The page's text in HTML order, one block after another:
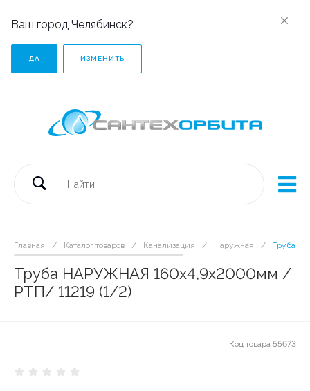
Ваш город Челябинск?
ДА ИЗМЕНИТЬ
Главная / Каталог товаров / Канализация / Наружная / Труба
Труба НАРУЖНАЯ 160х4,9х2000мм /
РТП/ 11219 (1/2)
Код товара 55673